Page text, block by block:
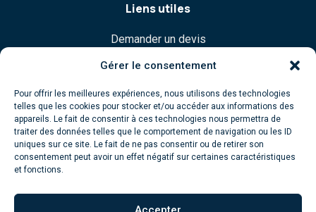
Gérer le consentement
Pour offrir les meilleures expériences, nous utilisons des technologies
telles que les cookies pour stocker et/ou accéder aux informations des
appareils. Le fait de consentir à ces technologies nous permettra de
traiter des données telles que le comportement de navigation ou les ID
uniques sur ce site. Le fait de ne pas consentir ou de retirer son
consentement peut avoir un effet négatif sur certaines caractéristiques
et fonctions.
Liens utiles
Demander un devis
Commande
Mentions légales
Horaires d'ouverture